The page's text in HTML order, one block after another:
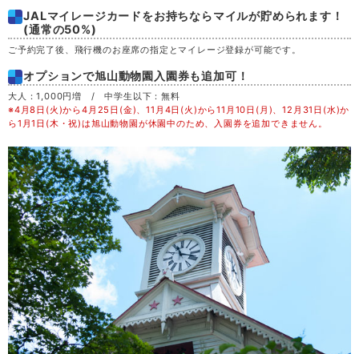
金 28
土 29
日 30
月 31
JALマイレージカードをお持ちならマイルが貯められます！
(通常の50%)
ご予約完了後、飛行機のお座席の指定とマイレージ登録が可能です。
オプションで旭山動物園入園券も追加可！
大人：1,000円増 / 中学生以下：無料
※4月8日(火)から4月25日(金)、11月4日(火)から11月10日(月)、12月31日(水)か
ら1月1日(木・祝)は旭山動物園が休園中のため、入園券を追加できません。